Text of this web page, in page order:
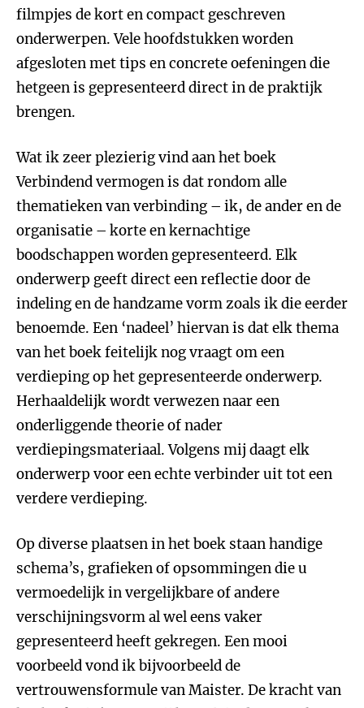
filmpjes de kort en compact geschreven
onderwerpen. Vele hoofdstukken worden
afgesloten met tips en concrete oefeningen die
hetgeen is gepresenteerd direct in de praktijk
brengen.
Wat ik zeer plezierig vind aan het boek
Verbindend vermogen is dat rondom alle
thematieken van verbinding – ik, de ander en de
organisatie – korte en kernachtige
boodschappen worden gepresenteerd. Elk
onderwerp geeft direct een reflectie door de
indeling en de handzame vorm zoals ik die eerder
benoemde. Een ‘nadeel’ hiervan is dat elk thema
van het boek feitelijk nog vraagt om een
verdieping op het gepresenteerde onderwerp.
Herhaaldelijk wordt verwezen naar een
onderliggende theorie of nader
verdiepingsmateriaal. Volgens mij daagt elk
onderwerp voor een echte verbinder uit tot een
verdere verdieping.
Op diverse plaatsen in het boek staan handige
schema’s, grafieken of opsommingen die u
vermoedelijk in vergelijkbare of andere
verschijningsvorm al wel eens vaker
gepresenteerd heeft gekregen. Een mooi
voorbeeld vond ik bijvoorbeeld de
vertrouwensformule van Maister. De kracht van